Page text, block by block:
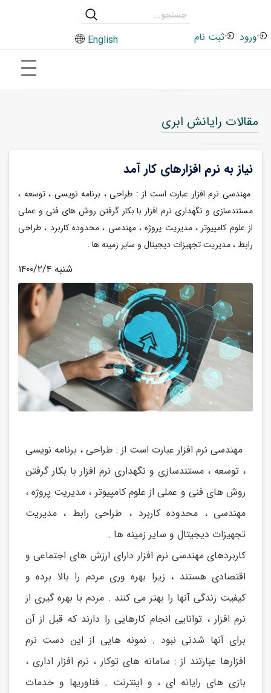
ورود ثبت نام English
مقالات رایانش ابری
نیاز به نرم افزارهای کار آمد
مهندسی نرم افزار عبارت است از : طراحی ، برنامه نویسی ، توسعه ،
مستندسازی و نگهداری نرم افزار با بکار گرفتن روش های فنی و عملی
از علوم کامپیوتر ، مدیریت پروژه ، مهندسی ، محدوده کاربرد ، طراحی
رابط ، مدیریت تجهیزات دیجیتال و سایر زمینه ها .
۱۴۰۰/۲/۴ شنبه
مهندسی نرم افزار عبارت است از : طراحی ، برنامه نویسی
، توسعه ، مستندسازی و نگهداری نرم افزار با بکار گرفتن
روش های فنی و عملی از علوم کامپیوتر ، مدیریت پروژه ،
مهندسی ، محدوده کاربرد ، طراحی رابط ، مدیریت
تجهیزات دیجیتال و سایر زمینه ها .
کاربردهای مهندسی نرم افزار دارای ارزش های اجتماعی و
اقتصادی هستند ، زیرا بهره وری مردم را بالا برده و
کیفیت زندگی آنها را بهتر می کنند . مردم با بهره گیری از
نرم افزار ، توانایی انجام کارهایی را دارند که قبل از آن
برای آنها شدنی نبود . نمونه هایی از این دست نرم
افزارها عبارتند از : سامانه های توکار ، نرم افزار اداری ،
بازی های رایانه ای ، و اینترنت . فناوریها و خدمات